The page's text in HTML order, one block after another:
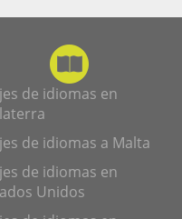
de idiomas en
de idiomas a Malta
de idiomas en
Unidos